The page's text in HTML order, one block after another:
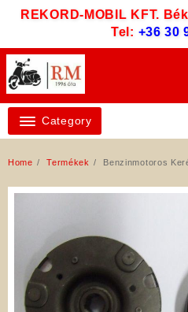
REKORD-MOBIL KFT.
Tel: +36 30
Category
Home Termékek Benzinmotoros